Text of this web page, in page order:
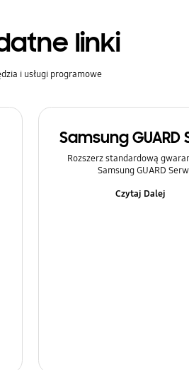
linki
i usługi programowe
Samsung
Rozszerz standardową
Samsung GUARD
Czytaj Dalej